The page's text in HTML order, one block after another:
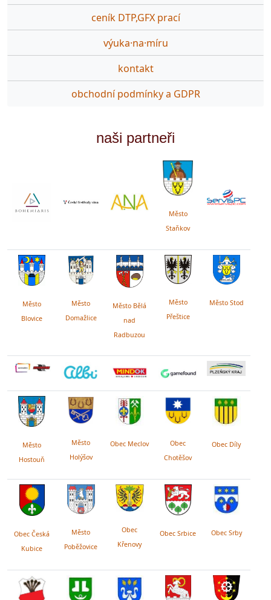
ceník DTP,GFX prací
výuka·na·míru
kontakt
obchodní podmínky a GDPR
naši partneři
Město
Staňkov
Město
Blovice
Město
Domažlice
Město Bělá
nad
Radbuzou
Město
Přeštice
Město Stod
Město
Hostouň
Město
Holýšov
Obec Meclov
Obec
Chotěšov
Obec Díly
Obec Česká
Kubice
Město
Poběžovice
Obec
Křenovy
Obec Srbice Obec Srby